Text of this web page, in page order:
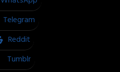
Telegram
Reddit
Tumblr